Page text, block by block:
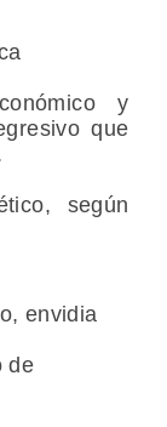
y
que
según
envidia
de